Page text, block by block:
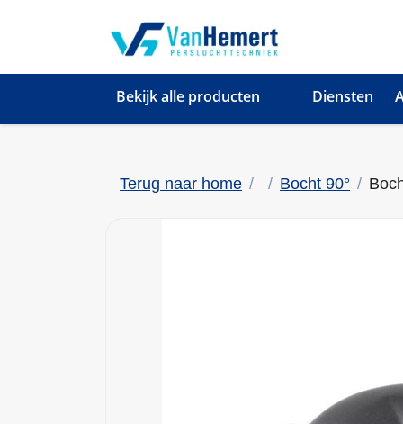
Bekijk alle producten Diensten
Terug naar home Bocht 90°